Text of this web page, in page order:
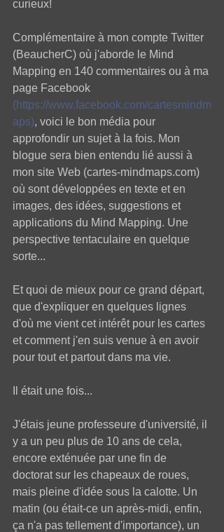
curieux!
Complémentaire à mon compte Twitter
(BeaucherC) où j'aborde le Mind
Mapping en 140 commentaires ou à ma
page Facebook
(https://www.facebook.com/cartesmindm
aps), voici le bon média pour
approfondir un sujet à la fois. Mon
blogue sera bien entendu lié aussi à
mon site Web (cartes-mindmaps.com)
où sont développées en texte et en
images, des idées, suggestions et
applications du Mind Mapping. Une
perspective tentaculaire en quelque
sorte...
Et quoi de mieux pour ce grand départ,
que d'expliquer en quelques lignes
d'où me vient cet intérêt pour les cartes
et comment j'en suis venue à en avoir
pour tout et partout dans ma vie.
Il était une fois...
J'étais jeune professeure d'université, il
y a un peu plus de 10 ans de cela,
encore exténuée par une fin de
doctorat sur les chapeaux de roues,
mais pleine d'idée sous la calotte. Un
matin (ou était-ce un après-midi, enfin,
ça n'a pas tellement d'importance), un